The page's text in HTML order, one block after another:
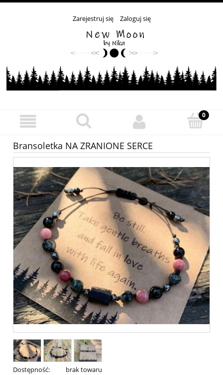
Zarejestruj się Zaloguj się
Bransoletka NA ZRANIONE SERCE
Dostępność: brak towaru